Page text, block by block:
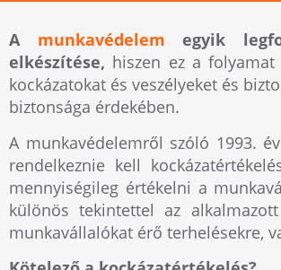
A munkavédelem egyik
elkészítése, hiszen ez a
kockázatokat és veszélyeket és
biztonsága érdekében.
A munkavédelemről szóló 1993.
rendelkeznie kell
mennyiségileg értékelni a
különös tekintettel az
munkavállalókat érő terhelésekre,